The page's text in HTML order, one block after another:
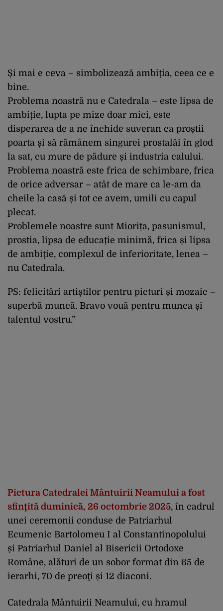
Și mai e ceva – simbolizează ambiția, ceea ce e
bine.
Problema noastră nu e Catedrala – este lipsa de
ambiție, lupta pe mize doar mici, este
disperarea de a ne închide suveran ca proștii
poarta și să rămânem singurei prostalăi în glod
la sat, cu mure de pădure și industria calului.
Problema noastră este frica de schimbare, frica
de orice adversar – atât de mare ca le-am da
cheile la casă și tot ce avem, umili cu capul
plecat.
Problemele noastre sunt Miorița, pasunismul,
prostia, lipsa de educație minimă, frica și lipsa
de ambiție, complexul de inferioritate, lenea –
nu Catedrala.
PS: felicitări artiștilor pentru picturi și mozaic –
superbă muncă. Bravo vouă pentru munca și
talentul vostru.”
Pictura Catedralei Mântuirii Neamului a fost
sfinţită duminică, 26 octombrie 2025, în cadrul
unei ceremonii conduse de Patriarhul
Ecumenic Bartolomeu I al Constantinopolului
și Patriarhul Daniel al Bisericii Ortodoxe
Române, alături de un sobor format din 65 de
ierarhi, 70 de preoţi și 12 diaconi.
Catedrala Mântuirii Neamului, cu hramul